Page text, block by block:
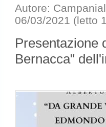
Autore:
06/03/2021 (letto
Presentazione
Bernacca"